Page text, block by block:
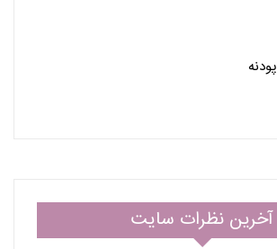
پودنه
آخرین نظرات سایت